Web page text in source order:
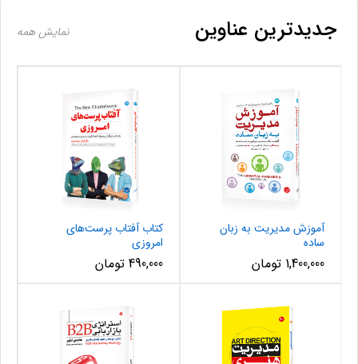
جدیدترین عناوین نمایش همه
آموزش مدیریت به زبان
ساده
1,400,000 تومان
کتاب آفتاب پرست‌های
امروزی
490,000 تومان